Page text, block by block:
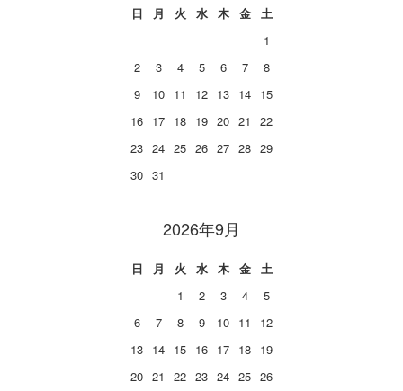
日 月 火 水 木 金
土
1
2
3 4 5 6 7
8
9
10 11 12 13 14 15
16 17 18 19 20 21
22
23 24 25 26 27 28 29
30 31
2026年9月
日 月 火 水 木 金
土
1
2 3 4
5
6
7 8 9 10 11
12
13 14 15 16 17 18 19
20 21 22 23 24 25 26